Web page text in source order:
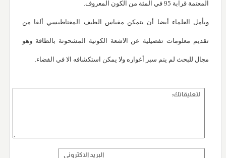
المعتمة قرابة 95 في المئة من الكون المعروف.
ويأمل العلماء أيضا أن يتمكن مقياس الطيف المغناطيسي ألفا من
تقديم معلومات تفصيلية عن الاشعة الكونية المشحونة بالطاقة وهو
مجال للبحث لم يتم سبر أغواره ولا يمكن استكشافه الا في الفضاء.